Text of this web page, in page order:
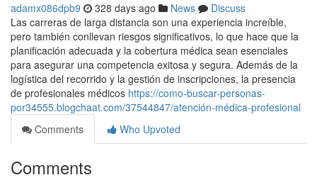
adamx086dpb9 328 days ago News
Discuss
Las carreras de larga distancia son una experiencia increíble,
pero también conllevan riesgos significativos, lo que hace que la
planificación adecuada y la cobertura médica sean esenciales
para asegurar una competencia exitosa y segura. Además de la
logística del recorrido y la gestión de inscripciones, la presencia
de profesionales médicos https://como-buscar-personas-
por34555.blogchaat.com/37544847/atención-médica-profesional
Comments
Who Upvoted
Comments